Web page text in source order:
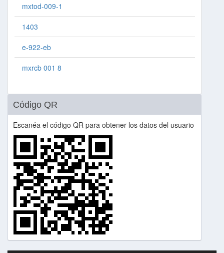
mxtod-009-1
1403
e-922-eb
mxrcb 001 8
Código QR
Escanéa el código QR para obtener los datos del usuario